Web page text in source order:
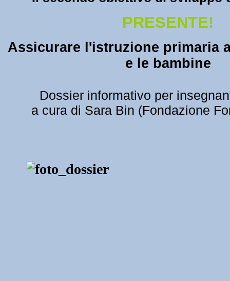
PRESENTE!
Assicurare l'istruzione primaria
e le bambine
Dossier informativo per
a cura di Sara Bin (Fondazione